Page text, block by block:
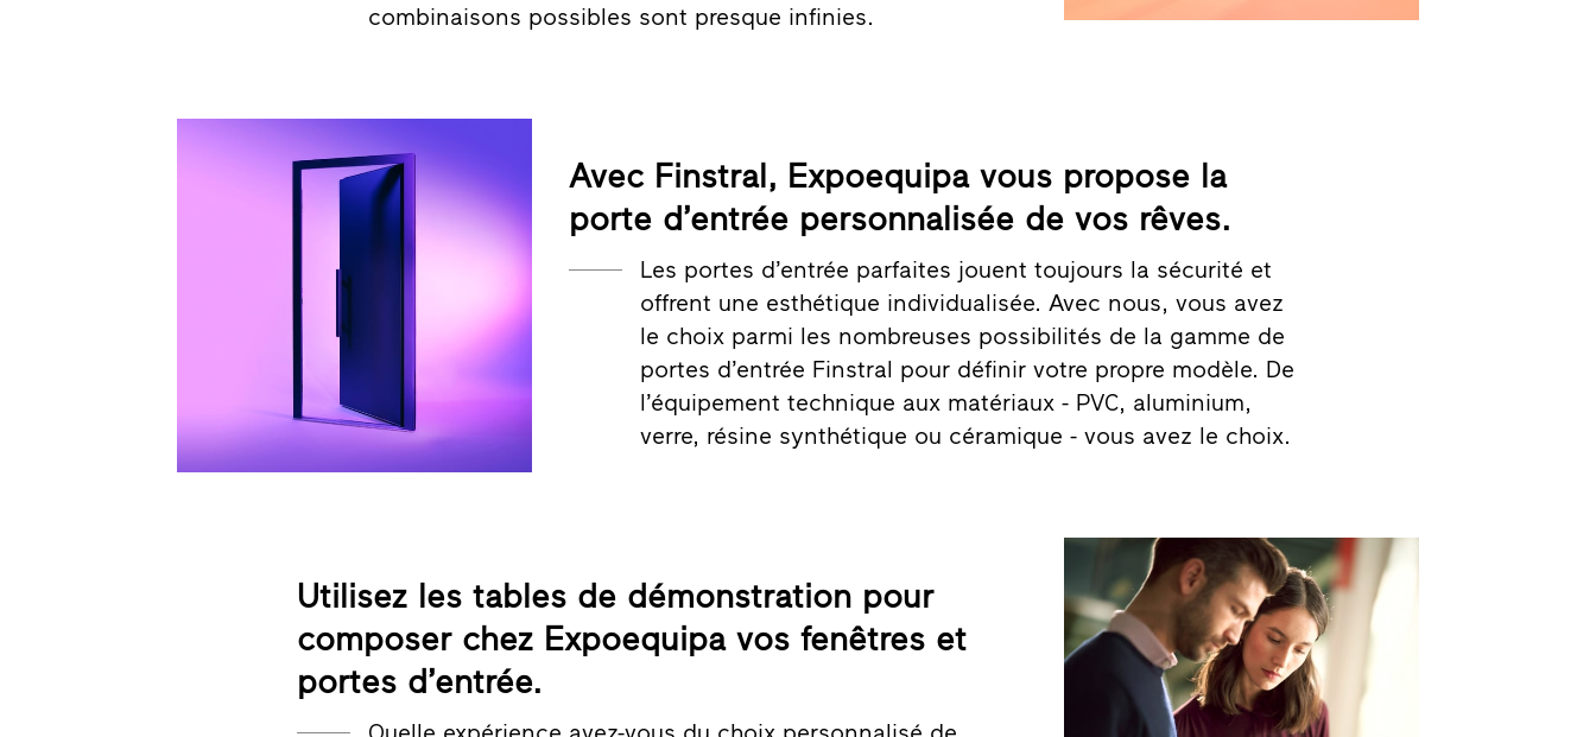
combinaisons possibles sont presque infinies.
Avec Finstral, Expoequipa vous propose la
porte d’entrée personnalisée de vos rêves.
Les portes d’entrée parfaites jouent toujours la sécurité et
offrent une esthétique individualisée. Avec nous, vous avez
le choix parmi les nombreuses possibilités de la gamme de
portes d’entrée Finstral pour définir votre propre modèle. De
l’équipement technique aux matériaux - PVC, aluminium,
verre, résine synthétique ou céramique - vous avez le choix.
Utilisez les tables de démonstration pour
composer chez Expoequipa vos fenêtres et
portes d’entrée.